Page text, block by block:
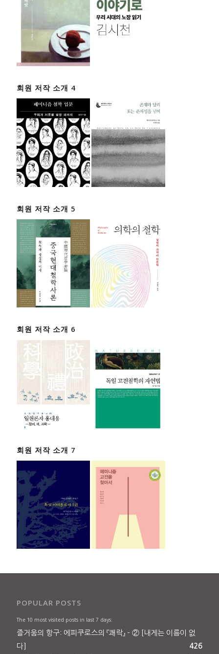
회원 저작 소개 4
회원 저작 소개 5
회원 저작 소개 6
회원 저작 소개 7
POPULAR POSTS
The 10 most visited posts in last 7 days:
즐거움의 항구: 에피쿠로스의 『쾌락』 – ② [내게는 이름이 없
다]
426